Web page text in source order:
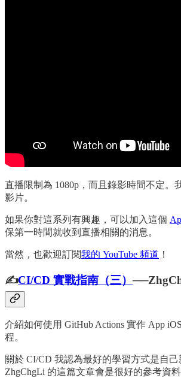
直播限制為 1080p，而且錄影時間不定。
影片。
如果你對這系列有興趣，可以加入這個
保第一時間就收到直播相關的消息。
當然，也歡迎訂閱我的 YouTube 頻道 ！
✍️CI/CD 實戰指南（三）
介紹如何使用 GitHub Actions 實作 App
程。
關於 CI/CD 我認為最好的學習方式是自己
ZhgChgLi 的這篇文章會是很好的參考資料